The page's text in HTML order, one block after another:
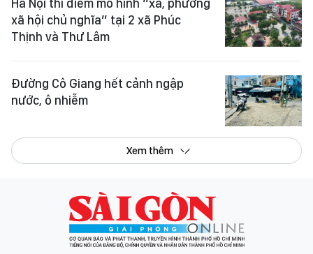
Hà Nội thí điểm mô hình “xã, phường
xã hội chủ nghĩa” tại 2 xã Phúc
Thịnh và Thư Lâm
Đường Cô Giang hết cảnh ngập
nước, ô nhiễm
Xem thêm